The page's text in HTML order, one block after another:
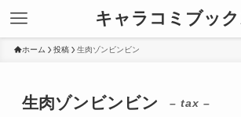
キャラコミブッ
ホーム 投稿 生肉ゾンビンビン
生肉ゾンビンビン – tax –